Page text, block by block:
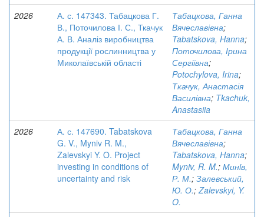
2026
А. с. 147343. Табацкова Г.
В., Поточилова І. С., Ткачук
А. В. Аналіз виробництва
продукції рослинництва у
Миколаївській області
Табацкова, Ганна
Вячеславівна;
Tabatskova, Hanna;
Поточилова, Ірина
Сергіївна;
Potochylova, Irina;
Ткачук, Анастасія
Василівна; Tkachuk,
Anastasiia
2026
А. с. 147690. Tabatskova
G. V., Myniv R. M.,
Zalevskyi Y. O. Project
investing in conditions of
uncertainty and risk
Табацкова, Ганна
Вячеславівна;
Tabatskova, Hanna;
Myniv, R. M.; Минiв,
Р. М.; Залевський,
Ю. О.;Zalevskyi, Y.
O.